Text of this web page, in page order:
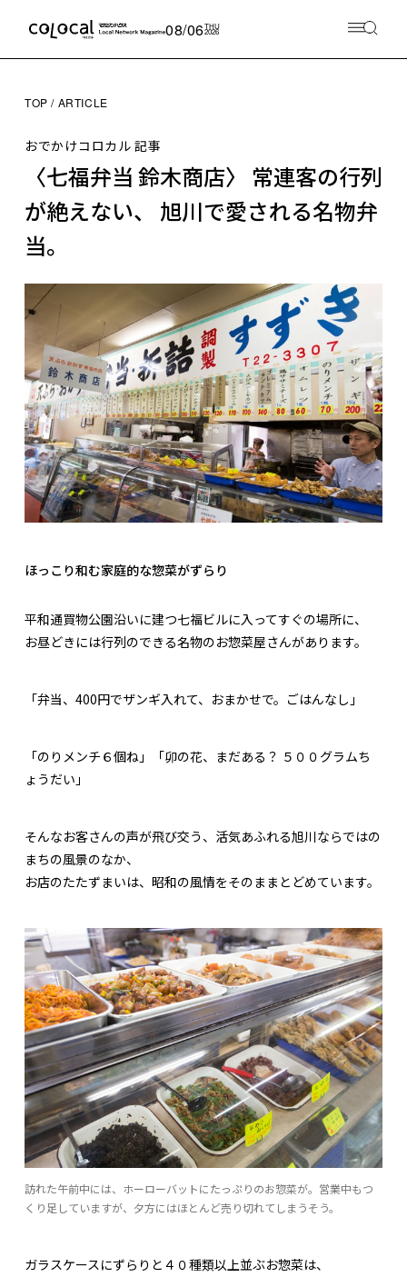
08/06THU
2026
TOP ARTICLE
おでかけコロカル 記事
〈七福弁当 鈴木商店〉 常連客の行列
が絶えない、 旭川で愛される名物弁
当。
ほっこり和む家庭的な惣菜がずらり
平和通買物公園沿いに建つ七福ビルに入ってすぐの場所に、
お昼どきには行列のできる名物のお惣菜屋さんがあります。
「弁当、400円でザンギ入れて、おまかせで。ごはんなし」
「のりメンチ６個ね」「卯の花、まだある？ ５００グラムち
ょうだい」
そんなお客さんの声が飛び交う、活気あふれる旭川ならではの
まちの風景のなか、
お店のたたずまいは、昭和の風情をそのままとどめています。
訪れた午前中には、ホーローバットにたっぷりのお惣菜が。営業中もつ
くり足していますが、夕方にはほとんど売り切れてしまうそう。
ガラスケースにずらりと４０種類以上並ぶお惣菜は、